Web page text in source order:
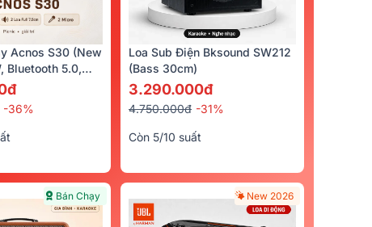
Bán Chạy
Acnos S30 (New
Bluetooth 5.0,
-36%
Loa Sub Điện Bksound SW212
(bass 30cm)
3.290.000đ
4.750.000đ -31%
Còn 5/10 suất
Bán Chạy New 2026